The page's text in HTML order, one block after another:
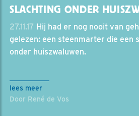
SLACHTING ONDER
27.11.17 Hij had er nog nooit van
gelezen: een steenmarter die een
onder huiszwaluwen.
lees meer
Door René de Vos